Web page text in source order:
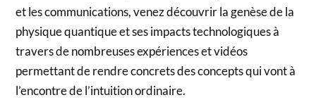
et les communications, venez découvrir la genèse de la
physique quantique et ses impacts technologiques à
travers de nombreuses expériences et vidéos
permettant de rendre concrets des concepts qui vont à
l’encontre de l’intuition ordinaire.